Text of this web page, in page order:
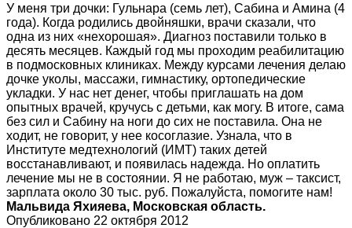
У меня три дочки: Гульнара (семь лет), Сабина и Амина (4
года). Когда родились двойняшки, врачи сказали, что
одна из них «нехорошая». Диагноз поставили только в
десять месяцев. Каждый год мы проходим реабилитацию
в подмосковных клиниках. Между курсами лечения делаю
дочке уколы, массажи, гимнастику, ортопедические
укладки. У нас нет денег, чтобы приглашать на дом
опытных врачей, кручусь с детьми, как могу. В итоге, сама
без сил и Сабину на ноги до сих не поставила. Она не
ходит, не говорит, у нее косоглазие. Узнала, что в
Институте медтехнологий (ИМТ) таких детей
восстанавливают, и появилась надежда. Но оплатить
лечение мы не в состоянии. Я не работаю, муж – таксист,
зарплата около 30 тыс. руб. Пожалуйста, помогите нам!
Мальвида Яхияева, Московская область.
Опубликовано 22 октября 2012